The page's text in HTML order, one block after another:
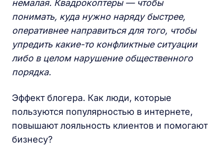
немалая. Квадрокоптеры — чтобы
понимать, куда нужно наряду быстрее,
оперативнее направиться для того, чтобы
упредить какие-то конфликтные ситуации
либо в целом нарушение общественного
порядка.
Эффект блогера. Как люди, которые
пользуются популярностью в интернете,
повышают лояльность клиентов и помогают
бизнесу?